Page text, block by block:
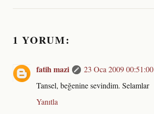
1 YORUM:
fatih mazi
23 Oca 2009 00:51:00
Tansel, beğenine sevindim. Selamlar
Yanıtla